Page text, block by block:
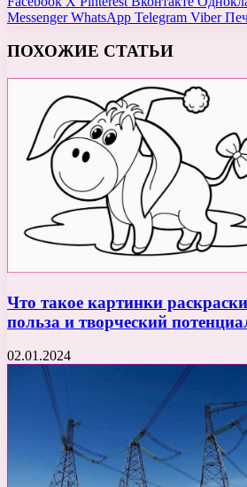
Messenger WhatsApp Telegram Viber
ПОХОЖИЕ СТАТЬИ
Что такое картинки
польза и творческий
02.01.2024